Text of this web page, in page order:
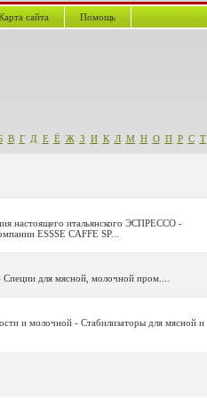
сайта Помощь
В Г Д Е Ё Ж З И К Л М Н О П Р С Т
настоящего итальянского ЭСПРЕССО -
ESSSE CAFFE SP...
для мясной, молочной пром....
и молочной - Стабилизаторы для мясной и